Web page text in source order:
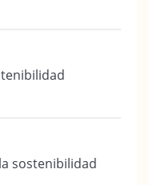
sostenibilidad